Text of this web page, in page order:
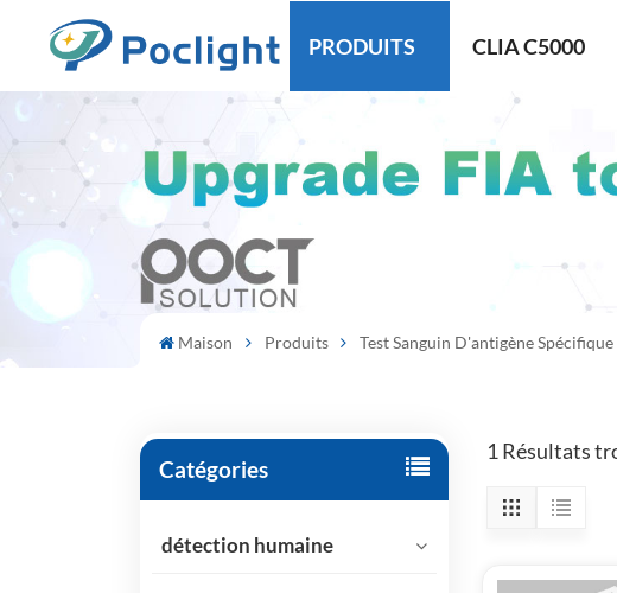
PRODUITS CLIA C5000
Maison Produits Test Sanguin D'antigène
Catégories
détection humaine
1 Résultats